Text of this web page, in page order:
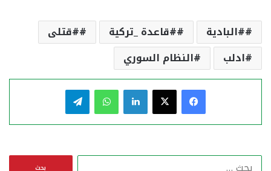
#البادية #قاعدة _تركية
#قتلى
ادلب
النظام السوري
فيسبوك لينكدإن واتساب